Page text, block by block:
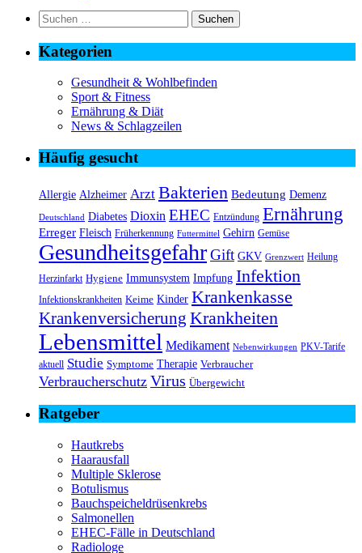
Suchen
nach:
Kategorien
Gesundheit & Wohlbefinden
Sport & Fitness
Ernährung & Diät
News & Schlagzeilen
Häufig gesucht
Allergie Alzheimer Arzt Bakterien Bedeutung Demenz
Deutschland Diabetes Dioxin EHEC Entzündung Ernährung
Erreger Fleisch Früherkennung Futtermittel Gehirn Gemüse
GesundheitsgefahrGift GKV Grenzwert Heilung
Herzinfarkt Hygiene Immunsystem Impfung Infektion
Infektionskrankheiten Keime Kinder Krankenkasse
Krankenversicherung Krankheiten
Lebensmittel Medikament Nebenwirkungen PKV-Tarife
aktuell Studie Symptome Therapie Verbraucher
Verbraucherschutz Virus Übergewicht
Ratgeber
Hautkrebs
Haarausfall
Multiple Sklerose
Botulismus
Bauchspeicheldrüsenkrebs
Salmonellen
EHEC-Fälle in Deutschland
Radiologe